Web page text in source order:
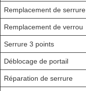
Remplacement de serrure
Remplacement de verrou
Serrure 3 points
Déblocage de portail
Réparation de serrure